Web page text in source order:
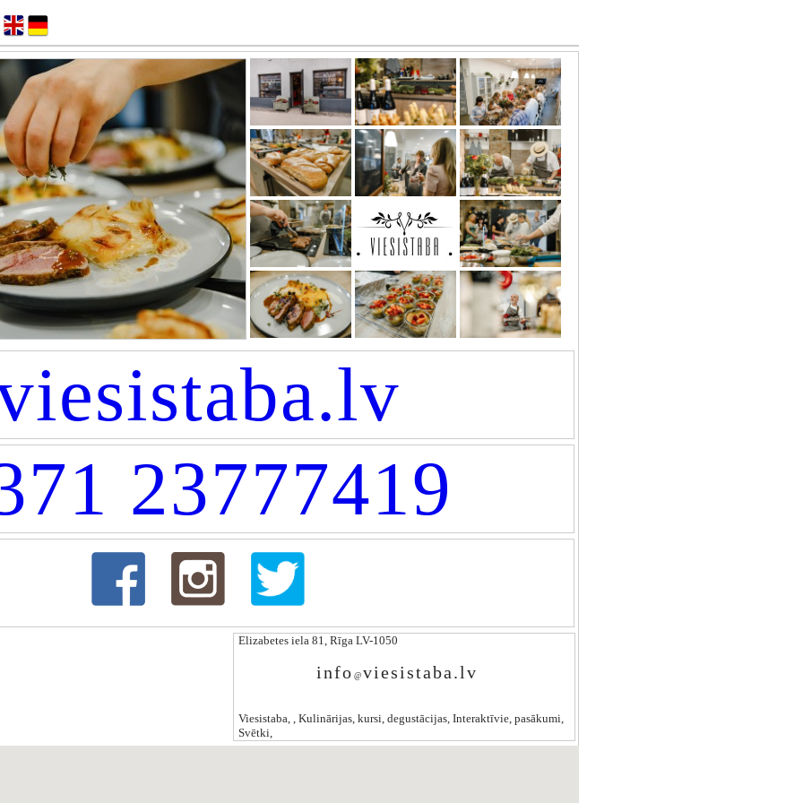
23777419
Elizabetes iela 81, Rīga LV-1050
info @ viesistaba.lv
Viesistaba, , Kulinārijas, kursi, degustācijas, Interaktīvie, pasākumi,
Svētki,